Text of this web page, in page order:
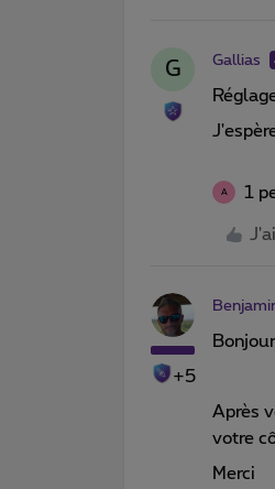
G Gallias
A 1
+5
Bonjour ​
Après
votre
Merci